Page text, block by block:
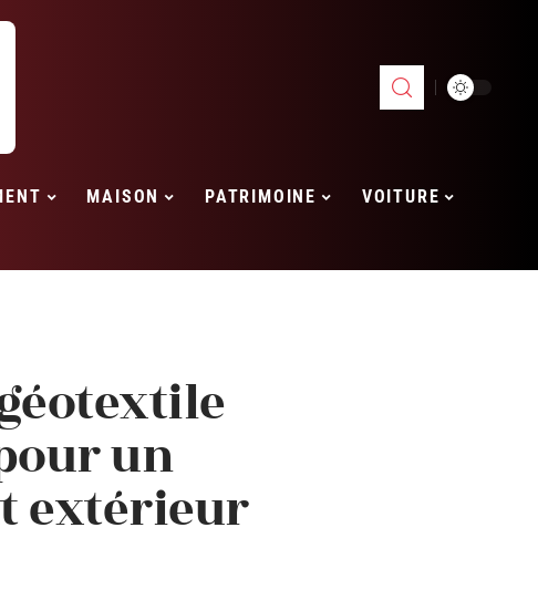
MAISON PATRIMOINE VOITURE
un
extérieur